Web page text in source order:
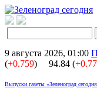
9 августа 2026, 01:00
(+0.759) 94.84 (
Выпуски газеты «Зеленоград